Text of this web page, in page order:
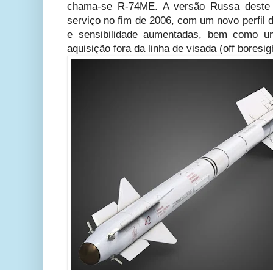
chama-se R-74ME. A versão Russa
serviço no fim de 2006, com um novo perfil
e sensibilidade aumentadas, bem como
aquisição fora da linha de visada (off